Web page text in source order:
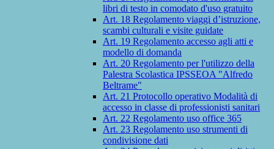
libri di testo in comodato d'uso gratuito
Art. 18 Regolamento viaggi d’istruzione,
scambi culturali e visite guidate
Art. 19 Regolamento accesso agli atti e
modello di domanda
Art. 20 Regolamento per l'utilizzo della
Palestra Scolastica IPSSEOA "Alfredo
Beltrame"
Art. 21 Protocollo operativo Modalità di
accesso in classe di professionisti sanitari
Art. 22 Regolamento uso office 365
Art. 23 Regolamento uso strumenti di
condivisione dati